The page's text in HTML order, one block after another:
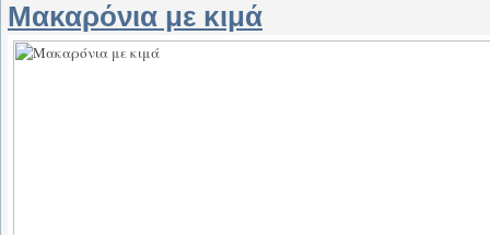
Μακαρόνια με κιμά